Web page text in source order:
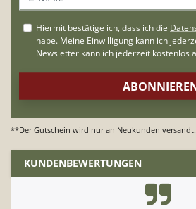
**Der Gutschein wird nur an Neukunden versandt.
KUNDENBEWERTUNGEN